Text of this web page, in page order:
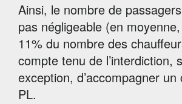
Ainsi, le nombre de
pas négligeable (en
11% du nombre des
compte tenu de l’interdiction,
exception, d’accompagner
PL.